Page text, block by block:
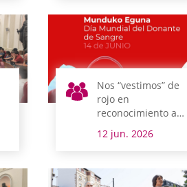
Nos “vestimos” de
rojo en
reconocimiento a
las personas
donantes de
12 jun. 2026